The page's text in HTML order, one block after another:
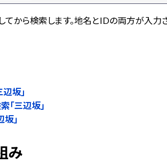
から検索します。地名とIDの両方が入力
坂」
「三辺坂」
」
み